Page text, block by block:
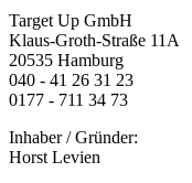
Target Up GmbH
Klaus-Groth-Straße 11A
20535 Hamburg
040 - 41 26 31 23
0177 - 711 34 73
Inhaber / Gründer:
Horst Levien